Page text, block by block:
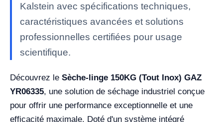
Kalstein avec spécifications techniques,
caractéristiques avancées et solutions
professionnelles certifiées pour usage
scientifique.
Découvrez le Sèche-linge 150KG (Tout Inox) GAZ
YR06335, une solution de séchage industriel conçue
pour offrir une performance exceptionnelle et une
efficacité maximale. Doté d'un système intégré